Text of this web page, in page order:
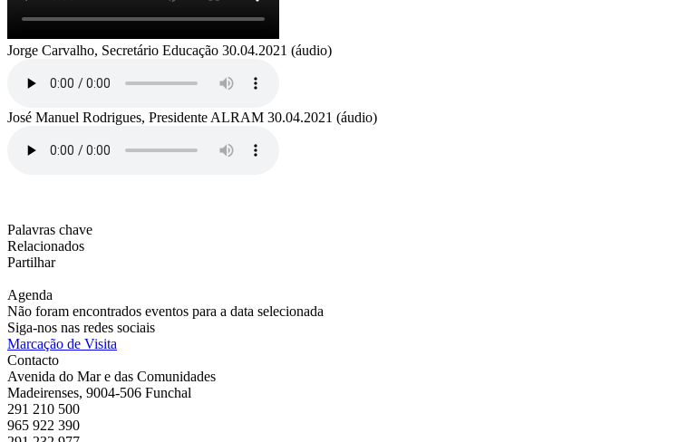
Jorge Carvalho, Secretário Educação 30.04.2021 (áudio)
José Manuel Rodrigues, Presidente ALRAM 30.04.2021 (áudio)
Palavras chave
Relacionados
Partilhar
Agenda
Não foram encontrados eventos para a data selecionada
Siga-nos nas redes sociais
Marcação de Visita
Contacto
Avenida do Mar e das Comunidades
Madeirenses, 9004-506 Funchal
291 210 500
965 922 390